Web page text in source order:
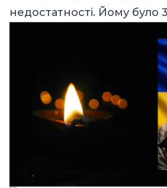
недостатності. Йому було